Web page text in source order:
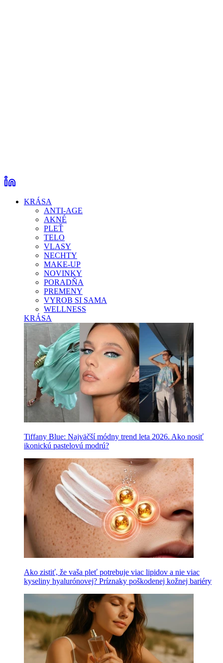
KRÁSA
ANTI-AGE
AKNÉ
PLEŤ
TELO
VLASY
NECHTY
MAKE-UP
NOVINKY
PORADŇA
PREMENY
VYROB SI SAMA
WELLNESS
KRÁSA
Tiffany Blue: Najväčší módny trend leta 2026. Ako nosiť
ikonickú pastelovú modrú?
Ako zistiť, že vaša pleť potrebuje viac lipidov a nie viac
kyseliny hyalurónovej? Príznaky poškodenej kožnej bariéry